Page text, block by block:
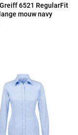
6521 RegularFit
mouw navy